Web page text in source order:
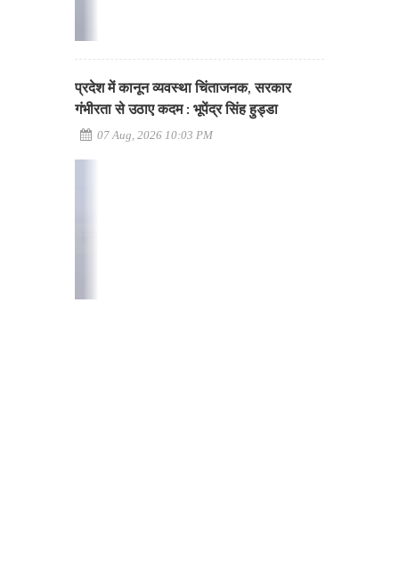
प्रदेश में कानून व्यवस्था चिंताजनक, सरकार
गंभीरता से उठाए कदम : भूपेंद्र सिंह हुड्डा
07 Aug, 2026 10:03 PM